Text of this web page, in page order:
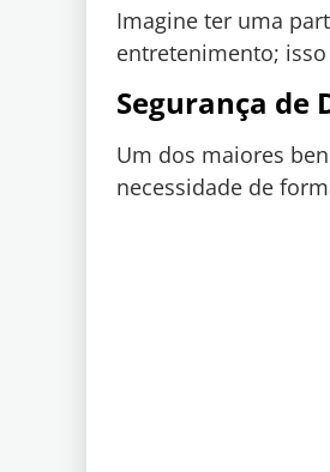
Imagine ter uma
entretenimento;
Segurança de
Um dos maiores
necessidade de